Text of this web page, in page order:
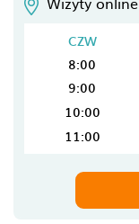
CZW
8:00
9:00
10:00
11:00